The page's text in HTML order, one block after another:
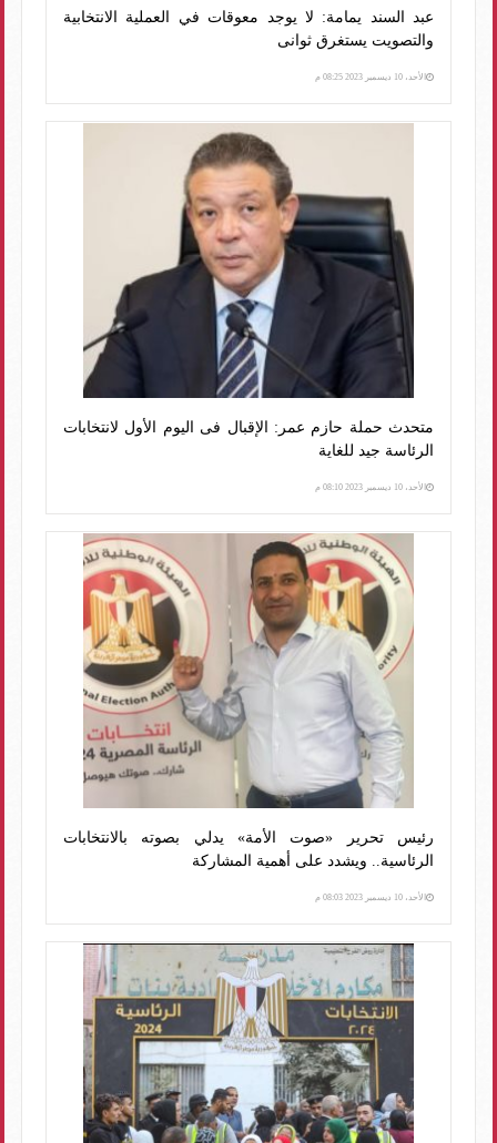
عبد السند يمامة: لا يوجد معوقات في العملية الانتخابية
والتصويت يستغرق ثوانى
الأحد، 10 ديسمبر 2023 08:25 م
متحدث حملة حازم عمر: الإقبال فى اليوم الأول لانتخابات
الرئاسة جيد للغاية
الأحد، 10 ديسمبر 2023 08:10 م
رئيس تحرير «صوت الأمة» يدلي بصوته بالانتخابات
الرئاسية.. ويشدد على أهمية المشاركة
الأحد، 10 ديسمبر 2023 08:03 م